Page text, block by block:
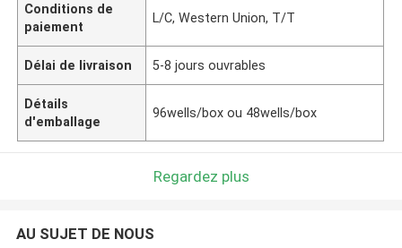
Conditions de
paiement
L/C, Western Union, T/T
Délai de livraison 5-8 jours ouvrables
Détails
d'emballage
96wells/box ou 48wells/box
Regardez plus
AU SUJET DE NOUS